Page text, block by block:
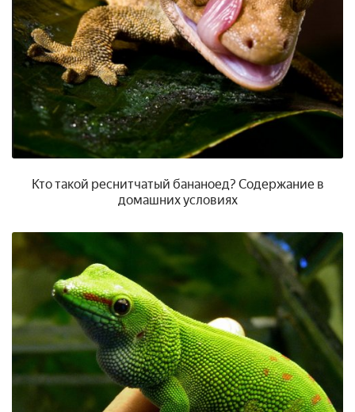
Кто такой реснитчатый бананоед? Содержание в
домашних условиях